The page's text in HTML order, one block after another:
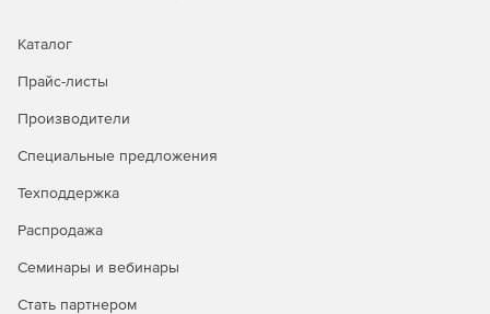
Каталог
Прайс-листы
Производители
Специальные предложения
Техподдержка
Распродажа
Семинары и вебинары
Стать партнером